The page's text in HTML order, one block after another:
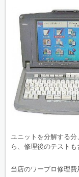
ユニットを分解する
ら、修理後のテストも
当店のワープロ修理費